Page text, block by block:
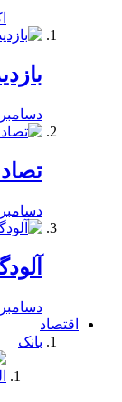
دسامبر 24, 2019
دسامبر 24, 2019
دسامبر 24, 2019
اقتصاد
بانک